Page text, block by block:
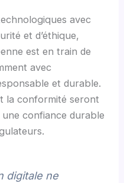
avec
et d’éthique,
est en train de
avec
et durable.
la conformité seront
confiance durable
digitale ne